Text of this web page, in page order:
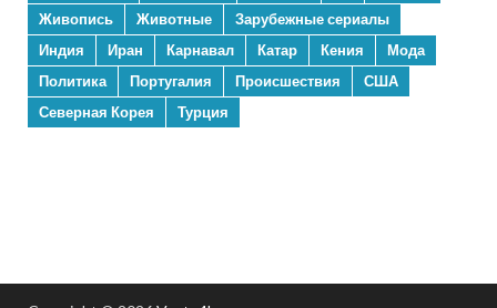
Живопись
Животные
Зарубежные сериалы
Индия
Иран Карнавал Катар Кения
Мода
Политика
Португалия Происшествия
США
Северная Корея
Турция